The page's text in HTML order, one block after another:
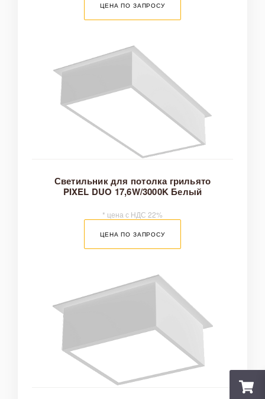
ЦЕНА ПО ЗАПРОСУ
Светильник для потолка грильято
PIXEL DUO 17,6W/3000K Белый
* цена с НДС 22%
ЦЕНА ПО ЗАПРОСУ
Оплата и доставка